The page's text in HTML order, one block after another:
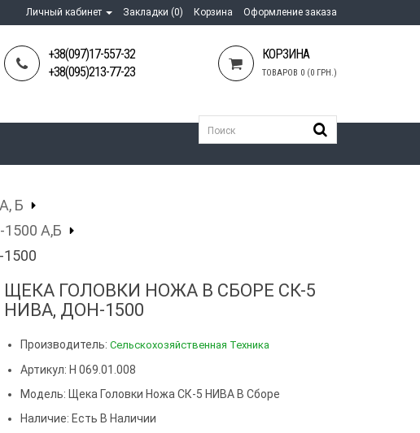
Личный кабинет Закладки (0) Корзина Оформление заказа
+38(097)17-557-32
+38(095)213-77-23
КОРЗИНА
ТОВАРОВ 0 (0 ГРН.)
Б
А,Б
ЩЕКА ГОЛОВКИ НОЖА В СБОРЕ СК-5
НИВА, ДОН-1500
Производитель:Сельскохозяйственная Техника
Артикул: Н 069.01.008
Модель: Щека Головки Ножа СК-5 НИВА В Сборе
Наличие: Есть В Наличии